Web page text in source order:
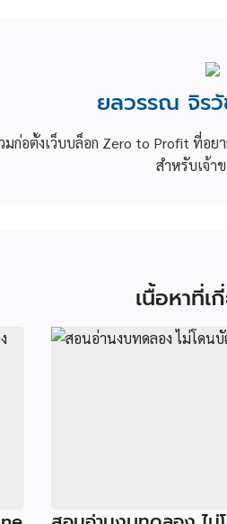
ยลวรรณ จิรวั
มก่อตั้งเว็บบล็อก Zero to Profit ที่อย
สำหรับเจ้า
เนื้อหาที่เ